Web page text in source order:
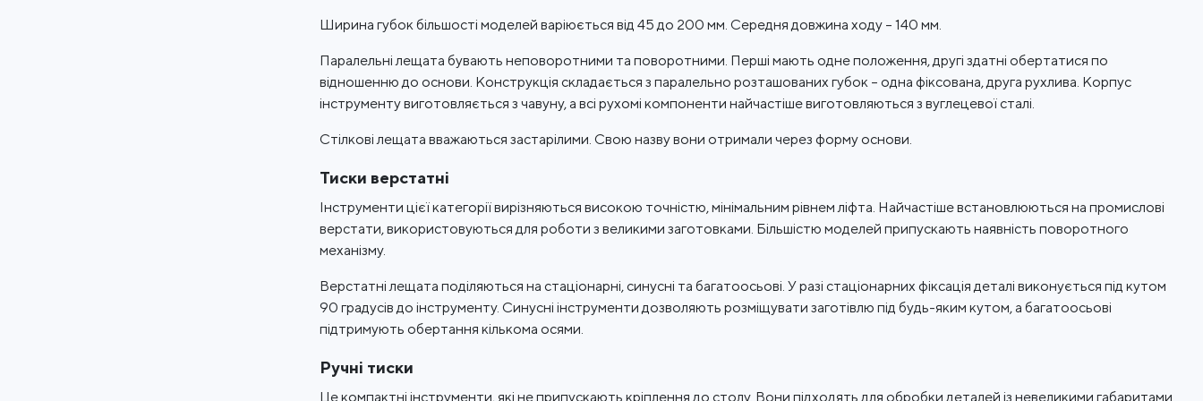
Ширина губок більшості моделей варіюється від 45 до 200 мм. Середня довжина ходу – 140 мм.
Паралельні лещата бувають неповоротними та поворотними. Перші мають одне положення, другі здатні обертатися по
відношенню до основи. Конструкція складається з паралельно розташованих губок – одна фіксована, друга рухлива. Корпус
інструменту виготовляється з чавуну, а всі рухомі компоненти найчастіше виготовляються з вуглецевої сталі.
Стілкові лещата вважаються застарілими. Свою назву вони отримали через форму основи.
Тиски верстатні
Інструменти цієї категорії вирізняються високою точністю, мінімальним рівнем ліфта. Найчастіше встановлюються на промислові
верстати, використовуються для роботи з великими заготовками. Більшістю моделей припускають наявність поворотного
механізму.
Верстатні лещата поділяються на стаціонарні, синусні та багатоосьові. У разі стаціонарних фіксація деталі виконується під кутом
90 градусів до інструменту. Синусні інструменти дозволяють розміщувати заготівлю під будь-яким кутом, а багатоосьові
підтримують обертання кількома осями.
Ручні тиски
Це компактні інструменти, які не припускають кріплення до столу. Вони підходять для обробки деталей із невеликими габаритами.